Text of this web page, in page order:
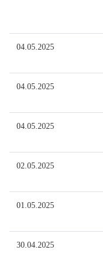
04.05.2025
04.05.2025
04.05.2025
02.05.2025
01.05.2025
30.04.2025